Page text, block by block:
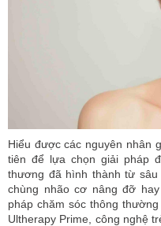
Hiểu được các nguyên nhân
tiên để lựa chọn giải pháp
thương đã hình thành từ sâu
chùng nhão cơ nâng đỡ
pháp chăm sóc thông
Ultherapy Prime, công nghệ